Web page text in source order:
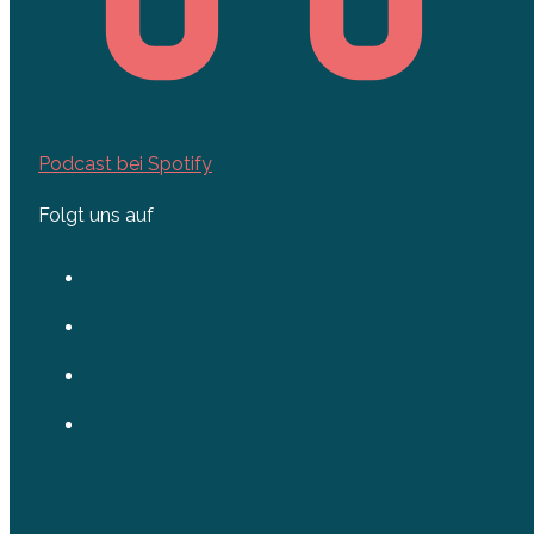
Podcast bei Spotify
Folgt uns auf